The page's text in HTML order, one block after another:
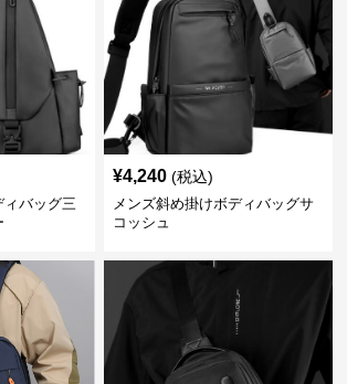
ィバッグ三
¥4,240 (税込)
メンズ斜め掛けボディバッグサ
コッシュ